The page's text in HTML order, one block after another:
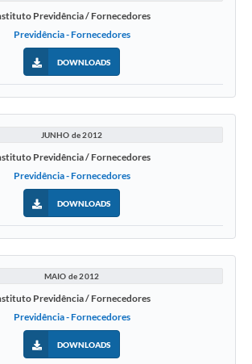
Previdência / Fornecedores
Previdência - Fornecedores
DOWNLOADS
JUNHO de 2012
Previdência / Fornecedores
Previdência - Fornecedores
DOWNLOADS
MAIO de 2012
Previdência / Fornecedores
Previdência - Fornecedores
DOWNLOADS